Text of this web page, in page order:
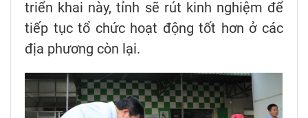
triển khai này, tỉnh sẽ rút kinh nghiệm để
tiếp tục tổ chức hoạt động tốt hơn ở các
địa phương còn lại.